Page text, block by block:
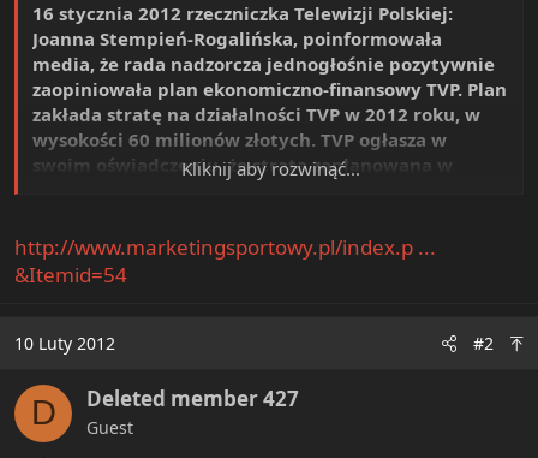
16 stycznia 2012 rzeczniczka Telewizji Polskiej:
Joanna Stempień-Rogalińska, poinformowała
media, że rada nadzorcza jednogłośnie pozytywnie
zaopiniowała plan ekonomiczno-finansowy TVP. Plan
zakłada stratę na działalności TVP w 2012 roku, w
wysokości 60 milionów złotych. TVP ogłasza w
swoim oświadczeniu, że strata zaplanowana w
związanymi z wprowadzaniem naziemnej telewizji
cyfrowej oraz KOSZTAMI związanymi z obsługą Euro
Oświadczenia TVP nie należy traktować jako
skorygowana w kolejnych wypowiedziach. Już pod
koniec 2011 roku prezes telewizji Juliusz Braun
zwracał uwagę że na samej transmisji meczów
Kliknij aby rozwinąć...
http://www.marketingsportowy.pl/index.p ...
&Itemid=54
10 Luty 2012 #2
D Deleted member 427
Guest